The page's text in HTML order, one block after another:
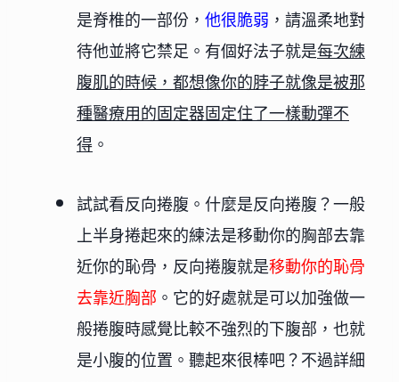
是脊椎的一部份， 他很脆弱 ，請溫柔地對
待他並將它禁足 。有個好法子就是每次練
腹肌的時候，都想像你的脖子就像是被那
種醫療用的固定器固定住了一樣動彈不
得 。
試試看反向捲腹 。什麼是反向捲腹？一般
上半身捲起來的練法是移動你的胸部去靠
近你的恥骨 ，反向捲腹就是移動你的恥骨
去靠近胸部 。它的好處就是可以加強做一
般捲腹時感覺比較不強烈的下腹部，也就
是小腹的位置 。聽起來很棒吧？不過詳細